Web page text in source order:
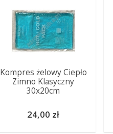
Kompres żelowy Ciepło
Zimno Klasyczny
30x20cm
24,00 zł